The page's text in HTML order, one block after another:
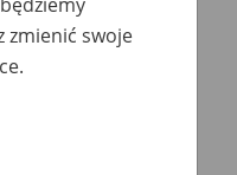
zmienić swoje